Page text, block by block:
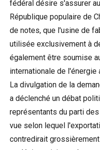
fédéral désire s'assurer
République populaire de
de notes, que l'usine de
utilisée exclusivement à
également être soumise
internationale de l'énergie
La divulgation de la
a déclenché un débat
représentants du parti
vue selon lequel
contredirait